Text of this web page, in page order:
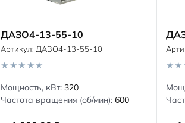
ДАЗО4-13-55-10
Артикул: ДАЗО4-13-55-10
0
o
u
Мощность, кВт: 320
Частота вращения (об/мин): 600
0
o
u